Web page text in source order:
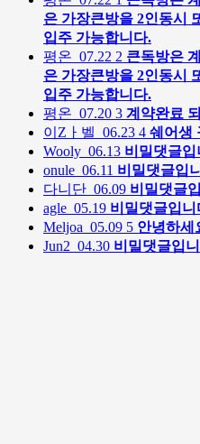
은 가장큰방을 2인동시
입주 가능합니다.
평온 07.22 2 큰독방은
은 가장큰방을 2인동시
입주 가능합니다.
평온 07.20 3 계약완료
이Zㅏ벨 06.23 4 쉐어생
Wooly 06.13 비밀댓글입
onule 06.11 비밀댓글입
다니단 06.09 비밀댓글
agle 05.19 비밀댓글입니
Meljoa 05.09 5 안녕하세
Jun2 04.30 비밀댓글입